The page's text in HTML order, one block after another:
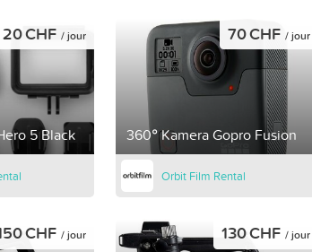
5 Black
20 CHF / jour
360° Kamera Gopro Fusion
70 CHF / jour
Orbit Film Rental
CHF / jour 130 CHF / jour